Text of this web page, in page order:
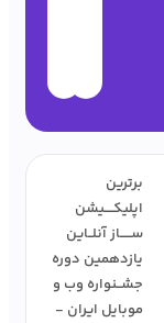
برترین
اپلیکــــیشن
ســـــاز آنلــاین
یازدهمین دوره
جشــنواره وب و
موبایل ایران -